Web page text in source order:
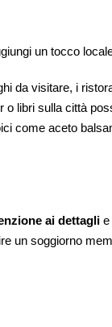
un tocco
da visitare, i
o libri sulla città
come aceto
ai dettagli e
un soggiorno